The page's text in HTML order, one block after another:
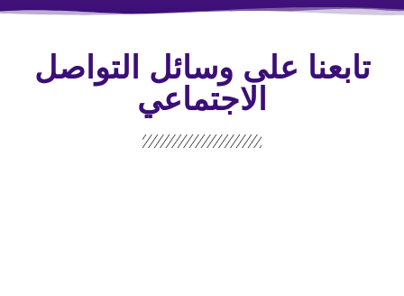
تابعنا على وسائل التواصل
الاجتماعي